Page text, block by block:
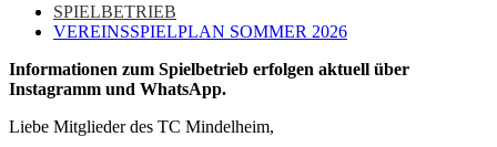
SPIELBETRIEB
VEREINSSPIELPLAN SOMMER 2026
Informationen zum Spielbetrieb erfolgen aktuell über
Instagramm und WhatsApp.
Liebe Mitglieder des TC Mindelheim,